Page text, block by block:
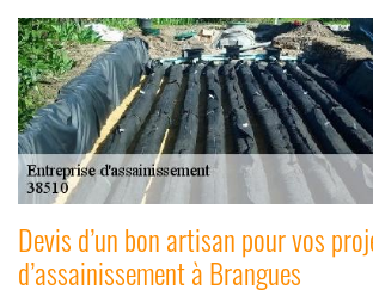
Devis d’un bon artisan pour vos
d’assainissement à Brangues